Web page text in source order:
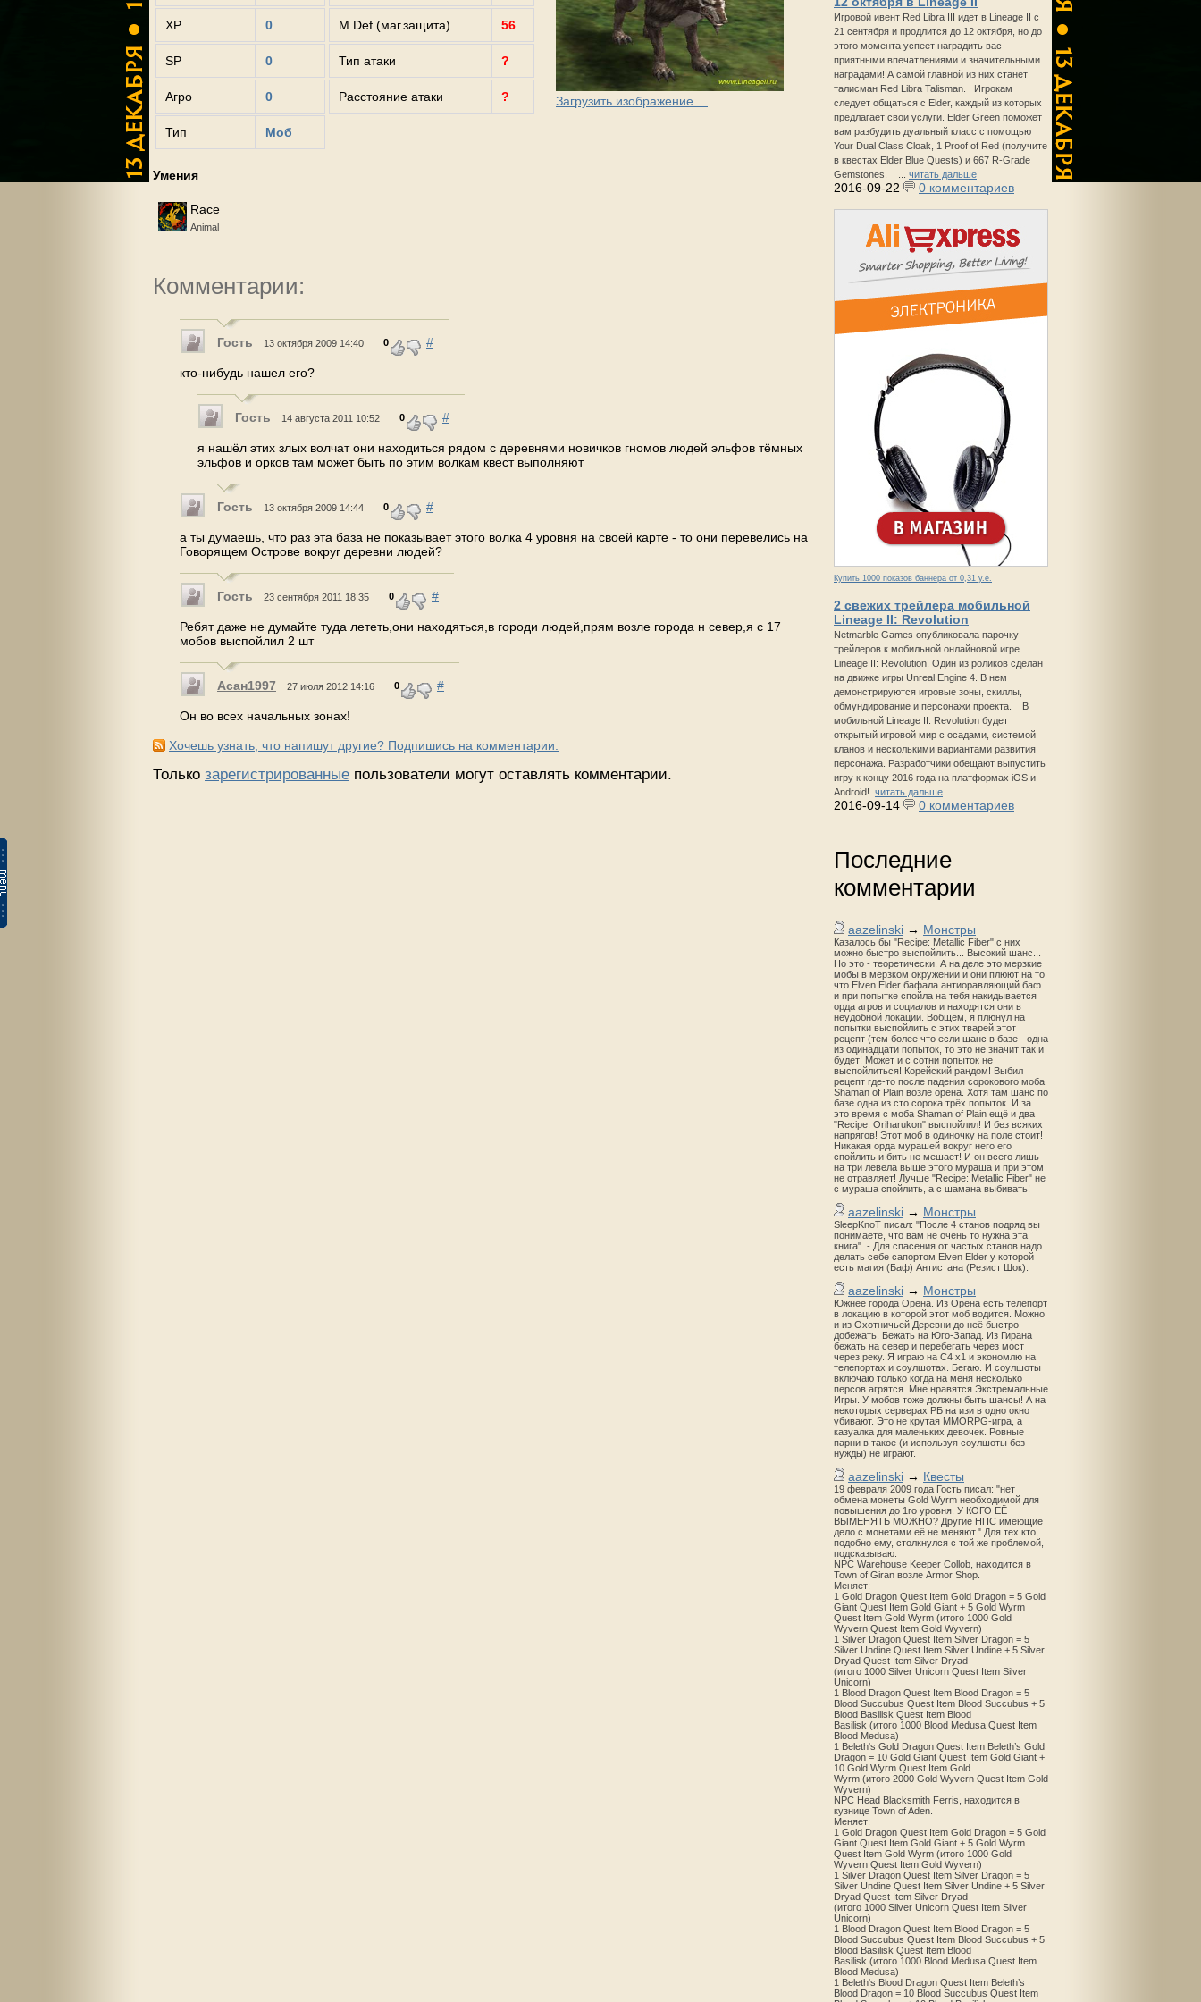
Игровой ивент Red Libra III идет в Lineage II с
21 сентября и продлится до 12 октября, но до
этого момента успеет наградить вас
приятными впечатлениями и значительными
наградами! А самой главной из них станет
талисман Red Libra Talisman. Игрокам
следует общаться с Elder, каждый из которых
предлагает свои услуги. Elder Green поможет
вам разбудить дуальный класс с помощью
Your Dual Class Cloak, 1 Proof of Red (получите
в квестах Elder Blue Quests) и 667 R-Grade
Gemstones. ... читать дальше
2016-09-22 0 комментариев
Купить 1000 показов баннера от 0,31 у.е.
2 свежих трейлера мобильной
Lineage II: Revolution
Netmarble Games опубликовала парочку
трейлеров к мобильной онлайновой игре
Lineage II: Revolution. Один из роликов сделан
на движке игры Unreal Engine 4. В нем
демонстрируются игровые зоны, скиллы,
обмундирование и персонажи проекта. В
мобильной Lineage II: Revolution будет
открытый игровой мир с осадами, системой
кланов и несколькими вариантами развития
персонажа. Разработчики обещают выпустить
игру к концу 2016 года на платформах iOS и
Android! читать дальше
2016-09-14 0 комментариев
Последние
комментарии
aazelinski → Монстры
Казалось бы "Recipe: Metallic Fiber" с них
можно быстро выспойлить... Высокий шанс...
Но это - теоретически. А на деле это мерзкие
мобы в мерзком окружении и они плюют на то
что Elven Elder бафала антиоравляющий баф
и при попытке спойла на тебя накидывается
орда агров и социалов и находятся они в
неудобной локации. Вобщем, я плюнул на
попытки выспойлить с этих тварей этот
рецепт (тем более что если шанс в базе - одна
из одинадцати попыток, то это не значит так и
будет! Может и с сотни попыток не
выспойлиться! Корейский рандом! Выбил
рецепт где-то после падения сорокового моба
Shaman of Plain возле орена. Хотя там шанс по
базе одна из сто сорока трёх попыток. И за
это время с моба Shaman of Plain ещё и два
"Recipe: Oriharukon" выспойлил! И без всяких
напрягов! Этот моб в одиночку на поле стоит!
Никакая орда мурашей вокруг него его
спойлить и бить не мешает! И он всего лишь
на три левела выше этого мураша и при этом
не отравляет! Лучше "Recipe: Metallic Fiber" не
с мураша спойлить, а с шамана выбивать!
aazelinski → Монстры
SleepKnoT писал: "После 4 станов подряд вы
понимаете, что вам не очень то нужна эта
книга". - Для спасения от частых станов надо
делать себе сапортом Elven Elder у которой
есть магия (Баф) Антистана (Резист Шок).
aazelinski → Монстры
Южнее города Орена. Из Орена есть телепорт
в локацию в которой этот моб водится. Можно
и из Охотничьей Деревни до неё быстро
добежать. Бежать на Юго-Запад. Из Гирана
бежать на север и перебегать через мост
через реку. Я играю на С4 х1 и экономлю на
телепортах и соулшотах. Бегаю. И соулшоты
включаю только когда на меня несколько
персов агрятся. Мне нравятся Экстремальные
Игры. У мобов тоже должны быть шансы! А на
некоторых серверах РБ на изи в одно окно
убивают. Это не крутая MMORPG-игра, а
казуалка для маленьких девочек. Ровные
парни в такое (и используя соулшоты без
нужды) не играют.
aazelinski → Квесты
19 февраля 2009 года Гость писал: "нет
обмена монеты Gold Wyrm необходимой для
повышения до 1го уровня. У КОГО ЕЁ
ВЫМЕНЯТЬ МОЖНО? Другие НПС имеющие
дело с монетами её не меняют." Для тех кто,
подобно ему, столкнулся с той же проблемой,
подсказываю:
NPC Warehouse Keeper Collob, находится в
Town of Giran возле Armor Shop.
Меняет:
1 Gold Dragon Quest Item Gold Dragon = 5 Gold
Giant Quest Item Gold Giant + 5 Gold Wyrm
Quest Item Gold Wyrm (итого 1000 Gold
Wyvern Quest Item Gold Wyvern)
1 Silver Dragon Quest Item Silver Dragon = 5
Silver Undine Quest Item Silver Undine + 5 Silver
Dryad Quest Item Silver Dryad
(итого 1000 Silver Unicorn Quest Item Silver
Unicorn)
1 Blood Dragon Quest Item Blood Dragon = 5
Blood Succubus Quest Item Blood Succubus + 5
Blood Basilisk Quest Item Blood
Basilisk (итого 1000 Blood Medusa Quest Item
Blood Medusa)
1 Beleth's Gold Dragon Quest Item Beleth’s Gold
Dragon = 10 Gold Giant Quest Item Gold Giant +
10 Gold Wyrm Quest Item Gold
Wyrm (итого 2000 Gold Wyvern Quest Item Gold
Wyvern)
NPC Head Blacksmith Ferris, находится в
кузнице Town of Aden.
Меняет:
1 Gold Dragon Quest Item Gold Dragon = 5 Gold
Giant Quest Item Gold Giant + 5 Gold Wyrm
Quest Item Gold Wyrm (итого 1000 Gold
Wyvern Quest Item Gold Wyvern)
1 Silver Dragon Quest Item Silver Dragon = 5
Silver Undine Quest Item Silver Undine + 5 Silver
Dryad Quest Item Silver Dryad
(итого 1000 Silver Unicorn Quest Item Silver
Unicorn)
1 Blood Dragon Quest Item Blood Dragon = 5
Blood Succubus Quest Item Blood Succubus + 5
Blood Basilisk Quest Item Blood
Basilisk (итого 1000 Blood Medusa Quest Item
Blood Medusa)
1 Beleth's Blood Dragon Quest Item Beleth’s
Blood Dragon = 10 Blood Succubus Quest Item
XP 0
SP 0
Агро 0
Тип Моб
M.Def (маг.защита) 56
Тип атаки ?
Расстояние атаки ? Загрузить изображение ...
Умения
Race
Animal
Комментарии:
Гость 13 октября 2009 14:40 0 #
кто-нибудь нашел его?
Гость 14 августа 2011 10:52 0 #
я нашёл этих злых волчат они находиться рядом с деревнями новичков гномов людей эльфов тёмных
эльфов и орков там может быть по этим волкам квест выполняют
Гость 13 октября 2009 14:44 0 #
а ты думаешь, что раз эта база не показывает этого волка 4 уровня на своей карте - то они перевелись на
Говорящем Острове вокруг деревни людей?
Гость 23 сентября 2011 18:35 0 #
Ребят даже не думайте туда лететь,они находяться,в городи людей,прям возле города н север,я с 17
мобов выспойлил 2 шт
Асан1997 27 июля 2012 14:16 0 #
Он во всех начальных зонах!
Хочешь узнать, что напишут другие? Подпишись на комментарии.
Только зарегистрированные пользователи могут оставлять комментарии.